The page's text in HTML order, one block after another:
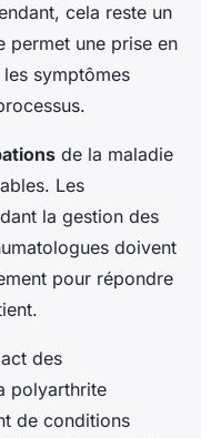
cela reste un
permet une prise en
symptômes
de la maladie
Les
la gestion des
doivent
pour répondre
des
polyarthrite
de conditions